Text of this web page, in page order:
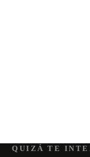
QUIZÁ TE